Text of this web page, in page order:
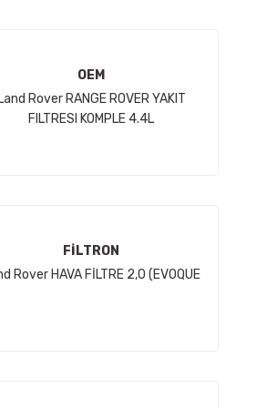
OEM
Land Rover RANGE ROVER YAKIT
FILTRESI KOMPLE 4.4L
FİLTRON
Rover HAVA FİLTRE 2,0 (EVOQUE